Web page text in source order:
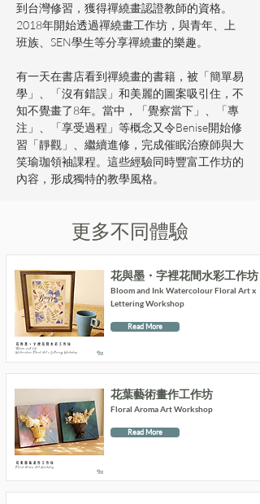
到台灣修習，獲得禪繞畫認證教師的資格。
2018年開始透過禪繞畫工作坊，與青年、上
班族、SEN學生等分享禪繞畫的樂趣。
有一天在書店看到禪繞畫的書籍，被「簡單易
學」、「沒有錯誤」和美麗的圖案吸引住，不
知不覺畫了8年。當中，「覺察當下」、「專
注」、「享受過程」等概念又令Benise開始修
習「靜觀」、繼續進修，完成催眠治療師與大
笑瑜珈領袖課程。這些經驗同時豐富工作坊的
內容，形成獨特的教學風格。
更多不同體驗
花與墨・字裡花間水彩工作坊
Bloom and Ink Watercolour Floral Art x
Lettering Workshop
Read More
花葉藝術畫作工作坊
Floral Aroma Art Workshop
Read More